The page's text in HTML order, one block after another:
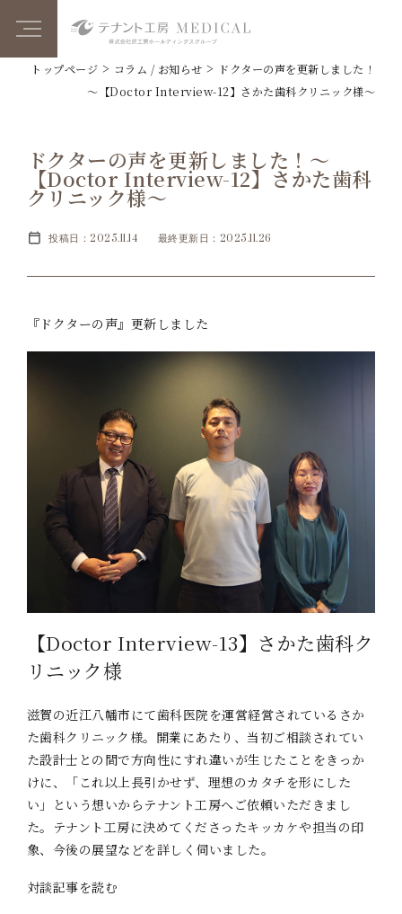
トップページ > コラム / お知らせ > ドクターの声を更新しました！
～【Doctor Interview-12】さかた歯科クリニック様～
ドクターの声を更新しました！～
【Doctor Interview-12】さかた歯科
クリニック様～
投稿日：2025.11.14 最終更新日：2025.11.26
『ドクターの声』更新しました
【Doctor Interview-13】さかた歯科ク
リニック様
滋賀の近江八幡市にて歯科医院を運営経営されているさか
た歯科クリニック様。開業にあたり、当初ご相談されてい
た設計士との間で方向性にすれ違いが生じたことをきっか
けに、「これ以上長引かせず、理想のカタチを形にした
い」という想いからテナント工房へご依頼いただきまし
た。テナント工房に決めてくださったキッカケや担当の印
象、今後の展望などを詳しく伺いました。
対談記事を読む